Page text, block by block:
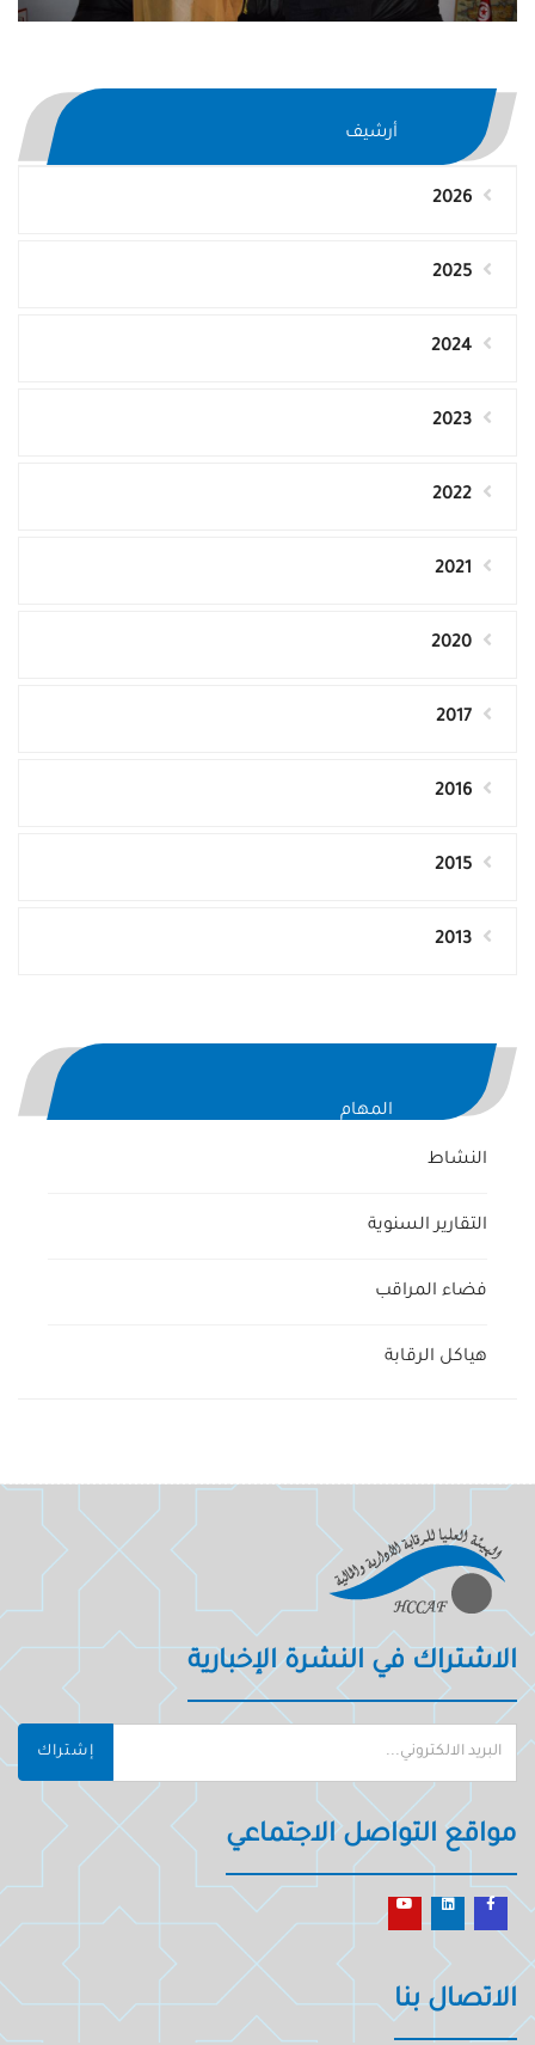
أرشيف
2026
2025
2024
2023
2022
2021
2020
2017
2016
2015
2013
المهام
النشاط
التقارير السنوية
فضاء المراقب
هياكل الرقابة
الاشتراك في النشرة الإخبارية
إشتراك
مواقع التواصل الاجتماعي
الاتصال بنا